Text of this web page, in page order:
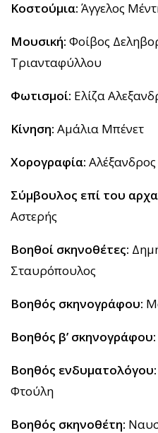
Κοστούμια: Άγγελος
Μουσική: Φοίβος
Τριανταφύλλου
Φωτισμοί: Ελίζα
Κίνηση: Αμάλια Μπένετ
Χορογραφία:
Σύμβουλος επί του
Αστερής
Βοηθοί σκηνοθέτες:
Σταυρόπουλος
Βοηθός σκηνογράφου:
Bοηθός β’ σκηνογράφου:
Βοηθός ενδυματολόγου:
Φτούλη
Βοηθός σκηνοθέτη: